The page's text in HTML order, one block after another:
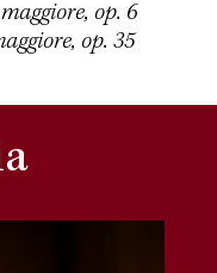
op. 6
op. 35